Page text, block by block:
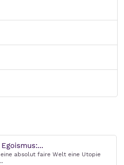
absolut faire Welt eine Utopie